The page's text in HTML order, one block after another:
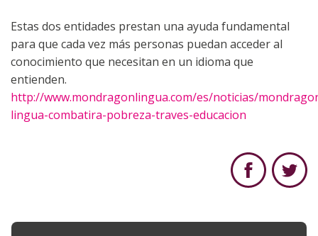
Estas dos entidades prestan una ayuda fundamental
para que cada vez más personas puedan acceder al
conocimiento que necesitan en un idioma que
entienden.
http://www.mondragonlingua.com/es/noticias/
lingua-combatira-pobreza-traves-educacion